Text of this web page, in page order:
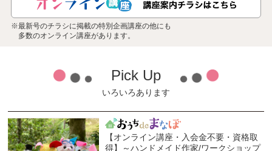
※最新号のチラシに掲載の特別企画講座の他にも
多数のオンライン講座があります。
Pick Up
いろいろあります
【オンライン講座・入会金不要・資格取
得】～ハンドメイド作家/ワークショップ